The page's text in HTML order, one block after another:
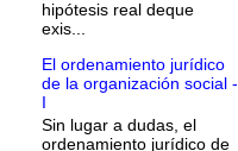
hipótesis real deque
exis...
El ordenamiento jurídico
de la organización social -
I
Sin lugar a dudas, el
ordenamiento jurídico de